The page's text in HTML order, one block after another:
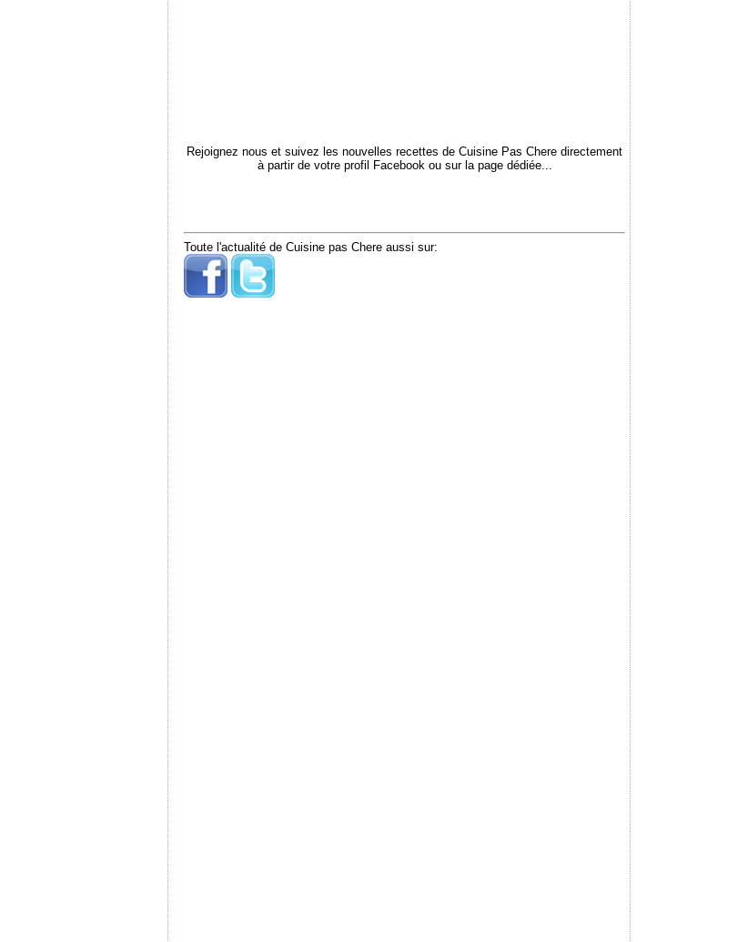
Rejoignez nous et suivez les nouvelles recettes de Cuisine Pas Chere directement
à partir de votre profil Facebook ou sur la page dédiée...
Toute l'actualité de Cuisine pas Chere aussi sur: